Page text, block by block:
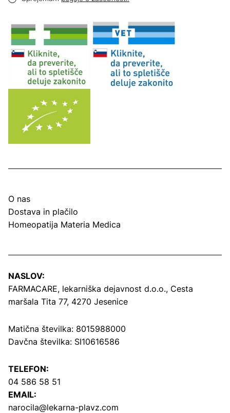
O nas
Dostava in plačilo
Homeopatija Materia Medica
NASLOV:
FARMACARE, lekarniška dejavnost d.o.o., Cesta
maršala Tita 77, 4270 Jesenice
Matična številka: 8015988000
Davčna številka: SI10616586
TELEFON:
04 586 58 51
EMAIL:
narocila@lekarna-plavz.com